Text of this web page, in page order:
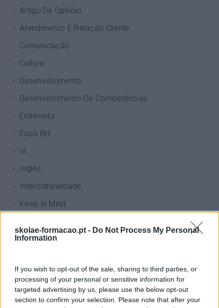
skolae-formacao.pt - Do Not Process My Personal
Information
If you wish to opt-out of the sale, sharing to third parties, or
processing of your personal or sensitive information for
targeted advertising by us, please use the below opt-out
section to confirm your selection. Please note that after your
Artigo De Opinião
Atendimento E Relação Cliente
Comunicação
Cultura
Desenvolvimento
Desenvolvimento De Competências
Entrevista
Expo RH
IA
Inglês
Interculturalidade
Keep In Mind
Mudança
Pessoas
PORTO RH MEETING